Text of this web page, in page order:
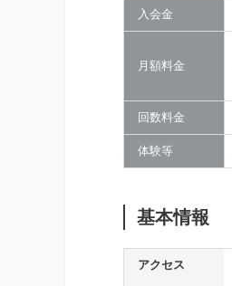
入会金
月額料金
回数料金
体験等
基本情報
アクセス